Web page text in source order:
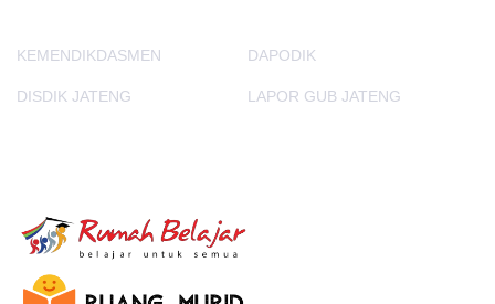
KEMENDIKDASMEN DAPODIK
DISDIK JATENG LAPOR GUB JATENG